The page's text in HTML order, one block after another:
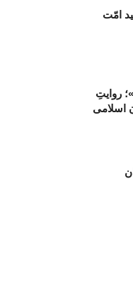
امّت
روایتِ
اسلامی